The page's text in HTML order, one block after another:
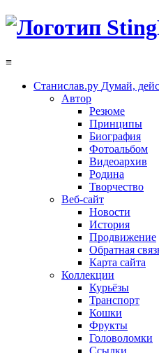
≡
Станислав.ру Думай,
Автор
Резюме
Принципы
Биография
Фотоальбом
Видеоархив
Родина
Творчество
Веб-сайт
Новости
История
Продвижение
Обратная
Карта сайта
Коллекции
Курьёзы
Транспорт
Кошки
Фрукты
Головоломки
Ссылки